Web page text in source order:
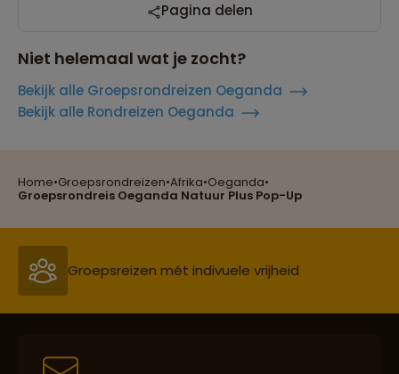
Home•Groepsrondreizen•Afrika•Oeganda•
Groepsrondreis Oeganda Natuur Plus Pop-Up
Pagina delen
Niet helemaal wat je zocht?
Bekijk alle Groepsrondreizen Oeganda
Bekijk alle Rondreizen Oeganda
Reizen met oog voor mens, cultuur en milieu
Groepsreizen mét indivuele vrijheid
Persoonlijk en deskundig reisadvies